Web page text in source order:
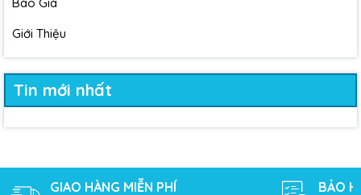
Giới Thiệu
Tin mới nhất
GIAO HÀNG MIỄN PHÍ BẢO